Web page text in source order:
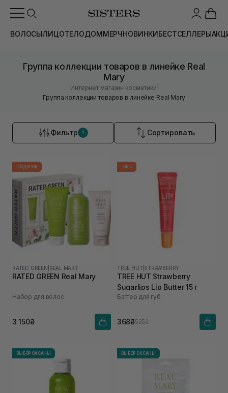
ВОЛОСЫЛИЦОТЕЛОДОММЕРЧНОВИНКИБЕСТСЕЛЛЕРЫ
Группа коллекции товаров в линейке Real
Mary
Интернет магазин косметики
Группа коллекции товаров в линейке Real Mary
Фильтр 1 Сортировать
ПОДАРОК
RATED GREEN REAL MARY
RATED GREEN Real Mary
Набор для волос
3 150₴
-30%
TREE HUT STRAWBERRY
TREE HUT Strawberry
Sugarlips Lip Butter 15 г
Баттер для губ
368₴525₴
ВЫБОР ОКСАНЫ ВЫБОР ОКСАНЫ